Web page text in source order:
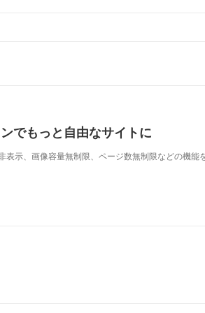
でもっと自由なサイトに
表示、画像容量無制限、ページ数無制限などの機能